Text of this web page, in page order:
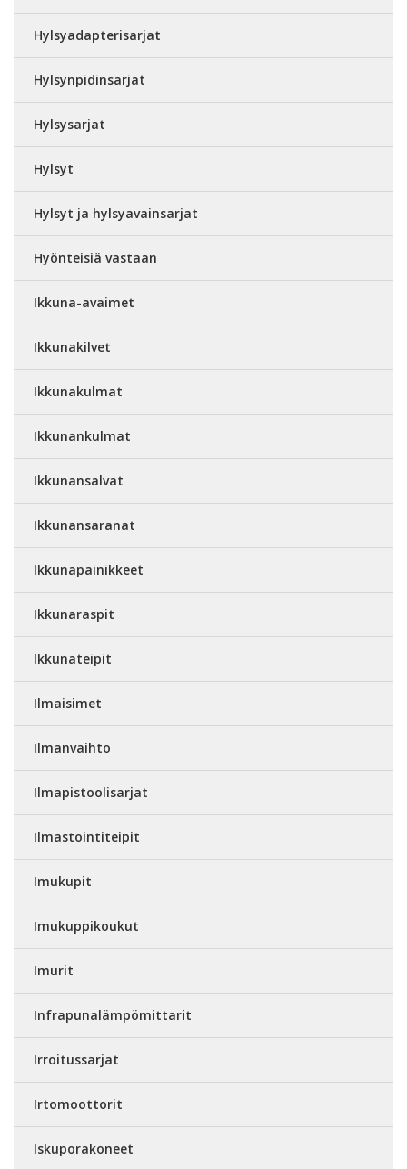
Hylsyadapterisarjat
Hylsynpidinsarjat
Hylsysarjat
Hylsyt
Hylsyt ja hylsyavainsarjat
Hyönteisiä vastaan
Ikkuna-avaimet
Ikkunakilvet
Ikkunakulmat
Ikkunankulmat
Ikkunansalvat
Ikkunansaranat
Ikkunapainikkeet
Ikkunaraspit
Ikkunateipit
Ilmaisimet
Ilmanvaihto
Ilmapistoolisarjat
Ilmastointiteipit
Imukupit
Imukuppikoukut
Imurit
Infrapunalämpömittarit
Irroitussarjat
Irtomoottorit
Iskuporakoneet